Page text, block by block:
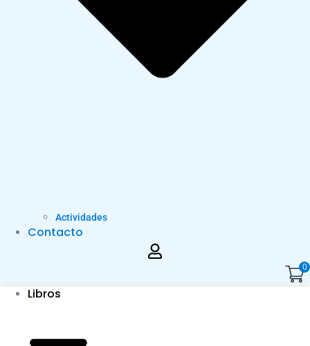
Actividades
Contacto
0
Libros